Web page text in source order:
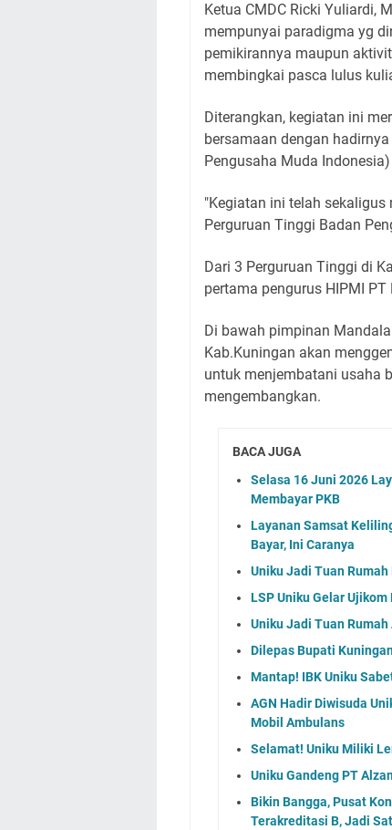
Ketua CMDC Ricki Yuliardi,
mempunyai paradigma yg
pemikirannya maupun
membingkai pasca lulus
Diterangkan, kegiatan ini
bersamaan dengan
Pengusaha Muda
"Kegiatan ini telah sekaligus
Perguruan Tinggi Badan
Dari 3 Perguruan Tinggi di
pertama pengurus HIPMI
Di bawah pimpinan
Kab.Kuningan akan
untuk menjembatani usaha
mengembangkan.
BACA JUGA
Selasa 16 Juni 2026
Membayar PKB
Layanan Samsat
Bayar, Ini Caranya
Uniku Jadi Tuan
LSP Uniku Gelar
Uniku Jadi Tuan
Dilepas Bupati
Mantap! IBK Uniku
AGN Hadir Diwisuda
Mobil Ambulans
Selamat! Uniku Miliki
Uniku Gandeng PT
Bikin Bangga, Pusat
Terakreditasi B, Jadi